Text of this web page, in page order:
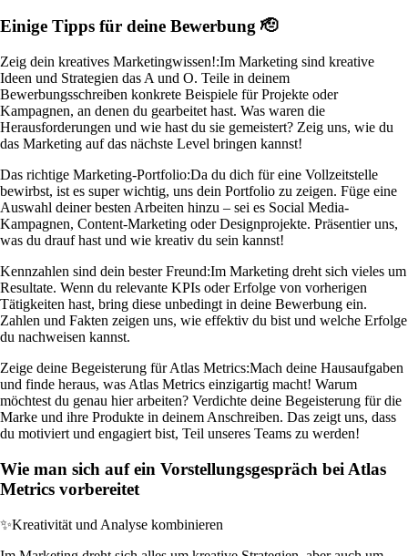
Einige Tipps für deine Bewerbung 🫡
Zeig dein kreatives Marketingwissen!:Im Marketing sind kreative
Ideen und Strategien das A und O. Teile in deinem
Bewerbungsschreiben konkrete Beispiele für Projekte oder
Kampagnen, an denen du gearbeitet hast. Was waren die
Herausforderungen und wie hast du sie gemeistert? Zeig uns, wie du
das Marketing auf das nächste Level bringen kannst!
Das richtige Marketing-Portfolio:Da du dich für eine Vollzeitstelle
bewirbst, ist es super wichtig, uns dein Portfolio zu zeigen. Füge eine
Auswahl deiner besten Arbeiten hinzu – sei es Social Media-
Kampagnen, Content-Marketing oder Designprojekte. Präsentier uns,
was du drauf hast und wie kreativ du sein kannst!
Kennzahlen sind dein bester Freund:Im Marketing dreht sich vieles um
Resultate. Wenn du relevante KPIs oder Erfolge von vorherigen
Tätigkeiten hast, bring diese unbedingt in deine Bewerbung ein.
Zahlen und Fakten zeigen uns, wie effektiv du bist und welche Erfolge
du nachweisen kannst.
Zeige deine Begeisterung für Atlas Metrics:Mach deine Hausaufgaben
und finde heraus, was Atlas Metrics einzigartig macht! Warum
möchtest du genau hier arbeiten? Verdichte deine Begeisterung für die
Marke und ihre Produkte in deinem Anschreiben. Das zeigt uns, dass
du motiviert und engagiert bist, Teil unseres Teams zu werden!
Wie man sich auf ein Vorstellungsgespräch bei Atlas
Metrics vorbereitet
✨Kreativität und Analyse kombinieren